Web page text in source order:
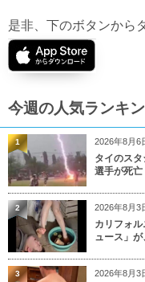
是非、下のボタンから
今週の人気ランキ
2026年8月6
タイのス
選手が死亡
1
2026年8月3
カリフォ
ュース」
2
2026年8月3
3